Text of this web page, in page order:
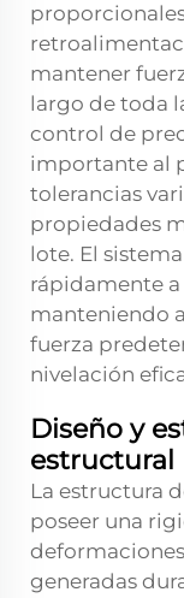
mantener
largo de toda
control de
importante al
tolerancias
propiedades
lote. El
rápidamente a
manteniendo
fuerza
nivelación
Diseño y
estructural
La estructura
poseer una
generadas